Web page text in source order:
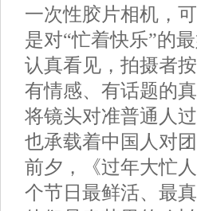
一次性胶片相机，
是对“忙着快乐”的
认真看见，拍摄者
有情感、有话题的真
将镜头对准普通人
也承载着中国人对
前夕，《过年大忙
个节日最鲜活、最真